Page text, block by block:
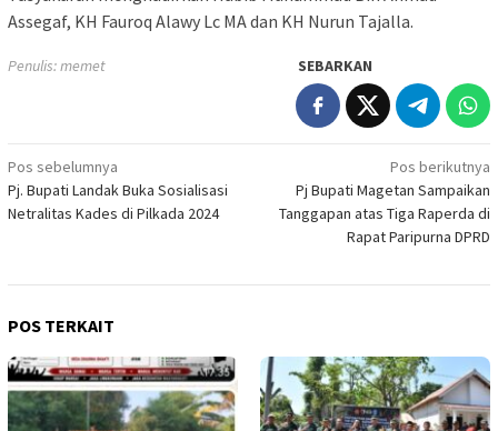
Assegaf, KH Fauroq Alawy Lc MA dan KH Nurun Tajalla.
Penulis: memet SEBARKAN
Navigasi
pos
Pos sebelumnya
Pj. Bupati Landak Buka Sosialisasi
Netralitas Kades di Pilkada 2024
Pos berikutnya
Pj Bupati Magetan Sampaikan
Tanggapan atas Tiga Raperda di
Rapat Paripurna DPRD
POS TERKAIT